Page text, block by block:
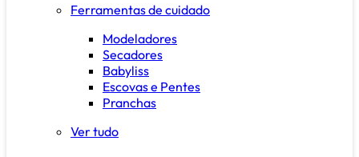
Ferramentas de cuidado
Modeladores
Secadores
Babyliss
Escovas e Pentes
Pranchas
Ver tudo